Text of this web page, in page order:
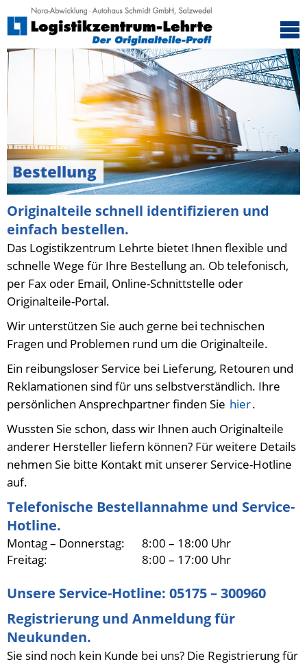
Angebote
Bestellung
Lieferung
NORA-Login
Formulare
Originalteile schnell identifizieren und
einfach bestellen.
Das Logistikzentrum Lehrte bietet Ihnen flexible und
schnelle Wege für Ihre Bestellung an. Ob telefonisch,
per Fax oder Email, Online-Schnittstelle oder
Originalteile-Portal.
Wir unterstützen Sie auch gerne bei technischen
Fragen und Problemen rund um die Originalteile.
Ein reibungsloser Service bei Lieferung, Retouren und
Reklamationen sind für uns selbstverständlich. Ihre
persönlichen Ansprechpartner finden Sie hier.
Wussten Sie schon, dass wir Ihnen auch Originalteile
anderer Hersteller liefern können? Für weitere Details
nehmen Sie bitte Kontakt mit unserer Service-Hotline
auf.
Telefonische Bestellannahme und Service-
Hotline.
Montag – Donnerstag:
8:00 – 18:00 Uhr
Freitag:
8:00 – 17:00 Uhr
Unsere Service-Hotline: 05175 – 300960
Registrierung und Anmeldung für
Neukunden.
Sie sind noch kein Kunde bei uns? Die Registrierung für